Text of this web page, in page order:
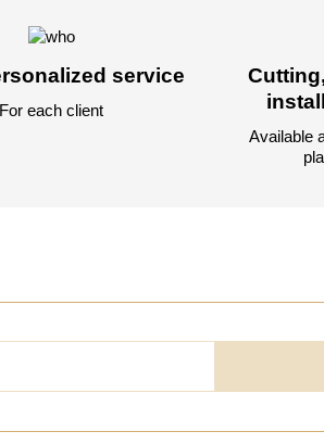
service
For each client
Available